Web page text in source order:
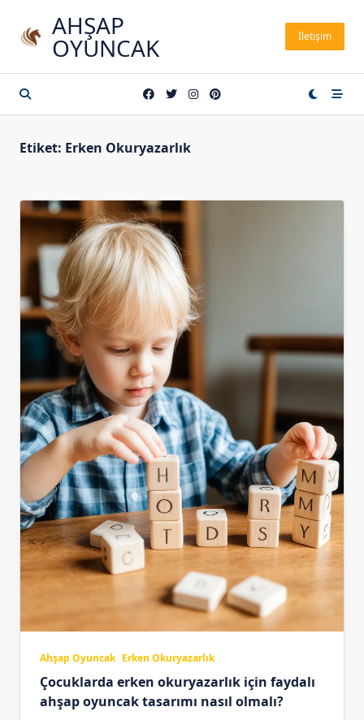
content
AHŞAP
OYUNCAK İletişim
Etiket: Erken Okuryazarlık
Ahşap Oyuncak Erken Okuryazarlık
Çocuklarda erken okuryazarlık için faydalı
ahşap oyuncak tasarımı nasıl olmalı?